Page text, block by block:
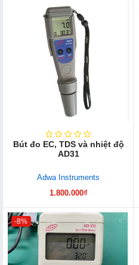
Bút đo EC, TDS và nhiệt độ
AD31
Adwa Instruments
1.800.000₫
-8%